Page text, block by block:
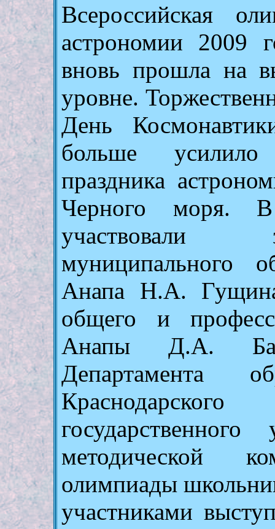
Всероссийская
астрономии 2009
вновь прошла на
уровне.
День
больше
праздника
Черного моря.
участвовали
муниципального
Анапа Н.А.
общего и
Анапы Д.А.
Департамента
методической
олимпиады
участниками